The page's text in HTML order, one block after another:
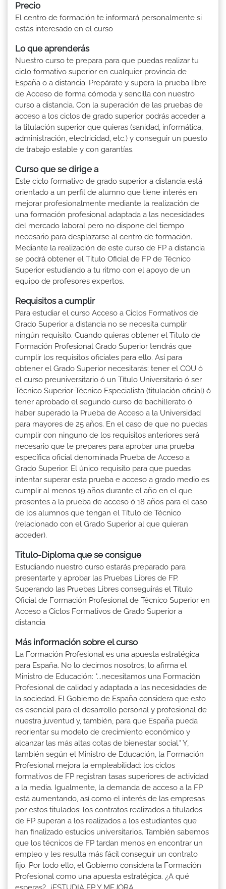
Precio
El centro de formación te informará personalmente si
estás interesado en el curso
Lo que aprenderás
Nuestro curso te prepara para que puedas realizar tu
ciclo formativo superior en cualquier provincia de
España o a distancia. Prepárate y supera la prueba libre
de Acceso de forma cómoda y sencilla con nuestro
curso a distancia. Con la superación de las pruebas de
acceso a los ciclos de grado superior podrás acceder a
la titulación superior que quieras (sanidad, informática,
administración, electricidad, etc.) y conseguir un puesto
de trabajo estable y con garantías.
Curso que se dirige a
Este ciclo formativo de grado superior a distancia está
orientado a un perfil de alumno que tiene interés en
mejorar profesionalmente mediante la realización de
una formación profesional adaptada a las necesidades
del mercado laboral pero no dispone del tiempo
necesario para desplazarse al centro de formación.
Mediante la realización de este curso de FP a distancia
se podrá obtener el Titulo Oficial de FP de Técnico
Superior estudiando a tu ritmo con el apoyo de un
equipo de profesores expertos.
Requisitos a cumplir
Para estudiar el curso Acceso a Ciclos Formativos de
Grado Superior a distancia no se necesita cumplir
ningún requisito. Cuando quieras obtener el Titulo de
Formación Profesional Grado Superior tendrás que
cumplir los requisitos oficiales para ello. Así para
obtener el Grado Superior necesitarás: tener el COU ó
el curso preuniversitario ó un Título Universitario ó ser
Técnico Superior-Técnico Especialista (titulación oficial) ó
tener aprobado el segundo curso de bachillerato ó
haber superado la Prueba de Acceso a la Universidad
para mayores de 25 años. En el caso de que no puedas
cumplir con ninguno de los requisitos anteriores será
necesario que te prepares para aprobar una prueba
específica oficial denominada Prueba de Acceso a
Grado Superior. El único requisito para que puedas
intentar superar esta prueba e acceso a grado medio es
cumplir al menos 19 años durante el año en el que
presentes a la prueba de acceso ó 18 años para el caso
de los alumnos que tengan el Título de Técnico
(relacionado con el Grado Superior al que quieran
acceder).
Título-Diploma que se consigue
Estudiando nuestro curso estarás preparado para
presentarte y aprobar las Pruebas Libres de FP.
Superando las Pruebas Libres conseguirás el Título
Oficial de Formación Profesional de Técnico Superior en
Acceso a Ciclos Formativos de Grado Superior a
distancia
Más información sobre el curso
La Formación Profesional es una apuesta estratégica
para España. No lo decimos nosotros, lo afirma el
Ministro de Educación: "...necesitamos una Formación
Profesional de calidad y adaptada a las necesidades de
la sociedad. El Gobierno de España considera que esto
es esencial para el desarrollo personal y profesional de
nuestra juventud y, también, para que España pueda
reorientar su modelo de crecimiento económico y
alcanzar las más altas cotas de bienestar social." Y,
también según el Ministro de Educación, la Formación
Profesional mejora la empleabilidad: los ciclos
formativos de FP registran tasas superiores de actividad
a la media. Igualmente, la demanda de acceso a la FP
está aumentando, así como el interés de las empresas
por estos titulados: los contratos realizados a titulados
de FP superan a los realizados a los estudiantes que
han finalizado estudios universitarios. También sabemos
que los técnicos de FP tardan menos en encontrar un
empleo y les resulta más fácil conseguir un contrato
fijo. Por todo ello, el Gobierno considera la Formación
Profesional como una apuesta estratégica. ¿A qué